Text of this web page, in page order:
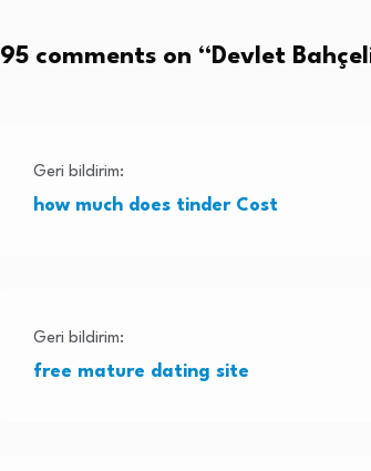
95 comments on “ Devlet
Geri bildirim:
how much does tinder Cost
Geri bildirim:
free mature dating site